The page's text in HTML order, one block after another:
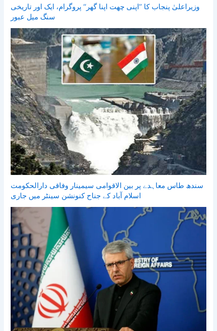
وزیراعلیٰ پنجاب کا ’’اپنی چھت اپنا گھر‘‘ پروگرام، ایک اور تاریخی
سنگ میل عبور
سندھ طاس معاہدے پر بین الاقوامی سیمینار وفاقی دارالحکومت
اسلام آباد کے جناح کنونشن سینٹر میں جاری